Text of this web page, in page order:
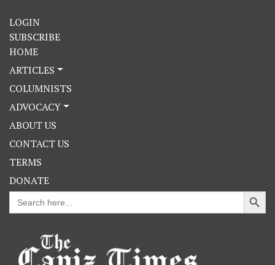
LOGIN
SUBSCRIBE
HOME
ARTICLES
COLUMNISTS
ADVOCACY
ABOUT US
CONTACT US
TERMS
DONATE
Search
for:
Search Button